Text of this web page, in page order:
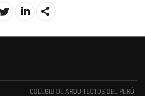
COLEGIO DE ARQUITECTOS DEL PERÚ